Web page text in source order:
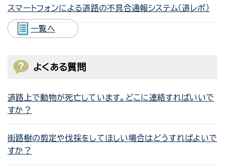
スマートフォンによる道路の不具合通報システム（道レポ）
一覧へ
よくある質問
道路上で動物が死亡しています。どこに連絡すればいいで
すか？
街路樹の剪定や伐採をしてほしい場合はどうすればよいで
すか？